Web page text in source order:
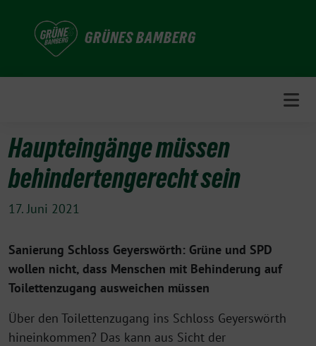
GRÜNES BAMBERG
Haupteingänge müssen
behindertengerecht sein
17. Juni 2021
Sanierung Schloss Geyerswörth: Grüne und SPD
wollen nicht, dass Menschen mit Behinderung auf
Toilettenzugang ausweichen müssen
Über den Toilettenzugang ins Schloss Geyerswörth
hineinkommen? Das kann aus Sicht der